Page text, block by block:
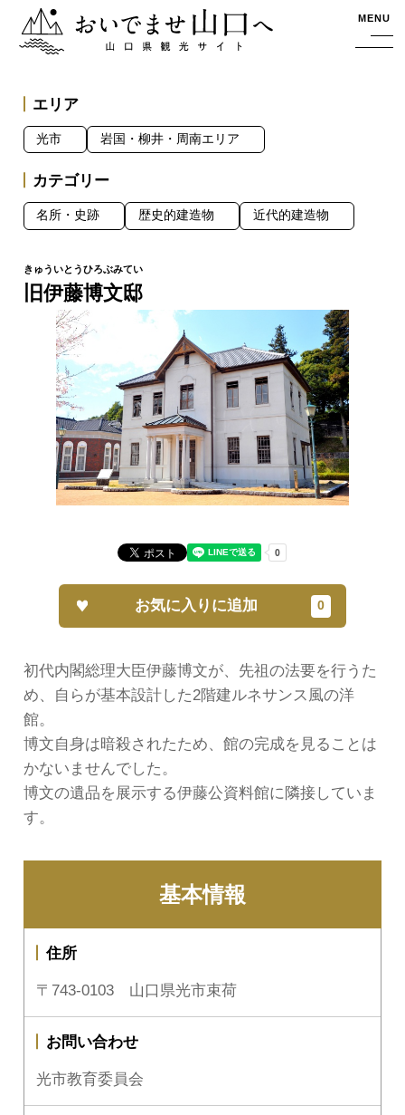
おいでませ山口へー山口県観光サイト MENU
旧伊藤博文邸
初代内閣総理大臣伊藤博文が、先祖の法要を行うた
め、自らが基本設計した2階建ルネサンス風の洋
館。
博文自身は暗殺されたため、館の完成を見ることは
かないませんでした。
博文の遺品を展示する伊藤公資料館に隣接していま
す。
お気に入りに追加
エリア
光市 岩国・柳井・周南エリア
カテゴリー
名所・史跡 歴史的建造物 近代的建造物
基本情報
住所
〒743-0103 山口県光市束荷
お問い合わせ
光市教育委員会